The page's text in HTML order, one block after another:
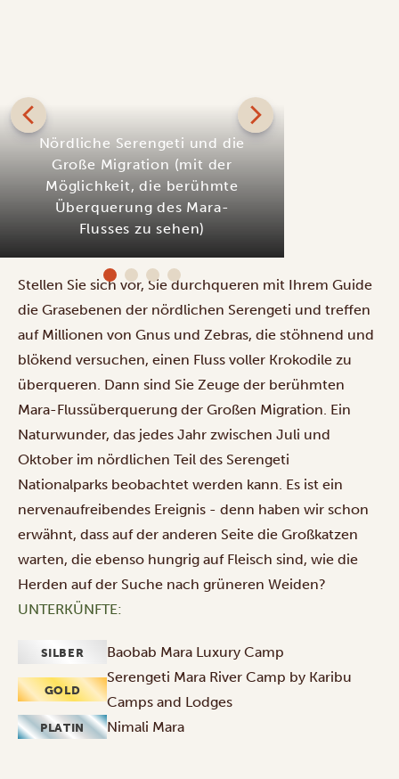
Baobab Mara Luxury Camp
Stellen Sie sich vor, Sie durchqueren mit Ihrem Guide
die Grasebenen der nördlichen Serengeti und treffen
auf Millionen von Gnus und Zebras, die stöhnend und
blökend versuchen, einen Fluss voller Krokodile zu
überqueren. Dann sind Sie Zeuge der berühmten
Mara-Flussüberquerung der Großen Migration . Ein
Naturwunder, das jedes Jahr zwischen Juli und
Oktober im nördlichen Teil des Serengeti
Nationalparks beobachtet werden kann. Es ist ein
nervenaufreibendes Ereignis - denn haben wir schon
erwähnt, dass auf der anderen Seite die Großkatzen
warten, die ebenso hungrig auf Fleisch sind, wie die
Herden auf der Suche nach grüneren Weiden?
UNTERKÜNFTE:
SILBER Baobab Mara Luxury Camp
GOLD
Serengeti Mara River Camp by Karibu
Camps and Lodges
PLATIN Nimali Mara